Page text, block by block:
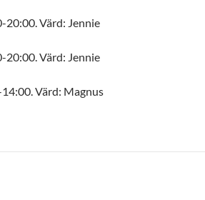
20:00. Värd: Jennie
20:00. Värd: Jennie
Värd: Magnus